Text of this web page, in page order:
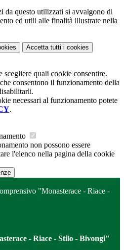
da questo utilizzati si avvalgono di
ed utili alle finalità illustrate nella
Accetta tutti i cookies
scegliere quali cookie consentire.
consentono il funzionamento della
necessari al funzionamento potete
.
non possono essere
l'elenco nella pagina della cookie
"Monasterace - Riace -
- Riace - Stilo - Bivongi"